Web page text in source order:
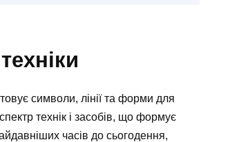
символи, лінії та форми для
технік і засобів, що формує
часів до сьогодення,